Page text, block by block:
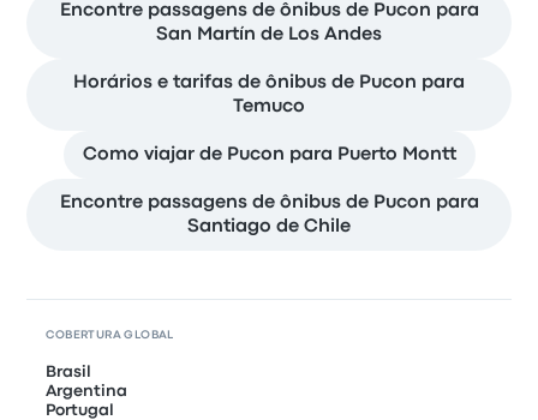
Encontre passagens de ônibus de Pucon para
San Martín de Los Andes
Horários e tarifas de ônibus de Pucon para
Temuco
Como viajar de Pucon para Puerto Montt
Encontre passagens de ônibus de Pucon para
Santiago de Chile
COBERTURA GLOBAL
Brasil
Argentina
Portugal